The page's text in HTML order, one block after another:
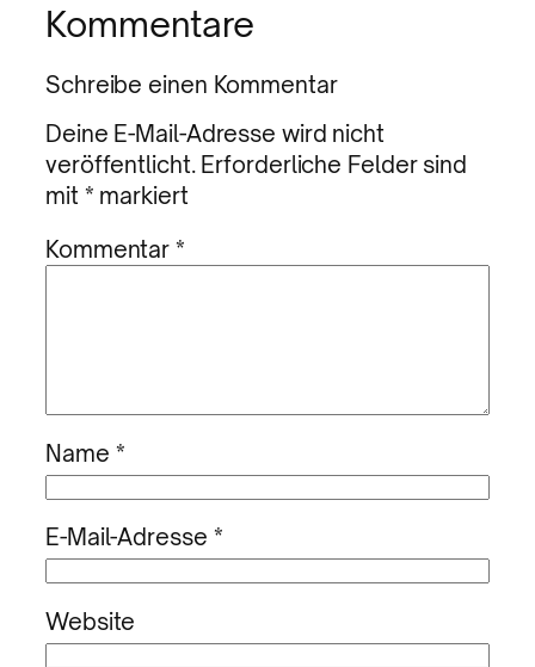
Kommentare
Schreibe einen Kommentar
Deine E-Mail-Adresse wird nicht
veröffentlicht. Erforderliche Felder sind
mit * markiert
Kommentar*
Name *
E-Mail-Adresse *
Website